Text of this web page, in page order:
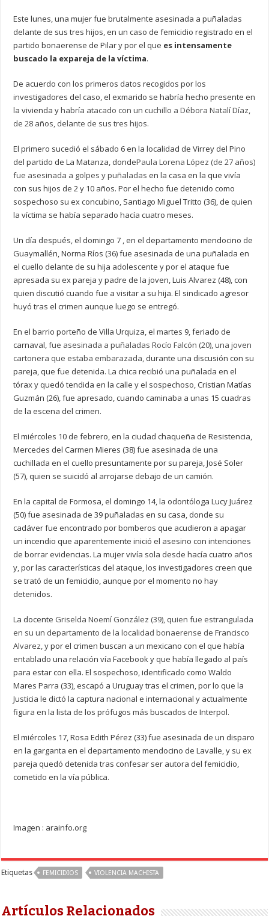
Este lunes, una mujer fue brutalmente asesinada a puñaladas
delante de sus tres hijos, en un caso de femicidio registrado en el
partido bonaerense de Pilar y por el que es intensamente
buscado la expareja de la víctima.
De acuerdo con los primeros datos recogidos por los
investigadores del caso, el exmarido se habría hecho presente en
la vivienda yhabría atacado con un cuchillo a Débora Natalí Díaz,
de 28 años, delante de sus tres hijos.
El primero sucedió el sábado 6 en la localidad de Virrey del Pino
del partido de La Matanza, dondePaula Lorena López (de 27 años)
fue asesinada a golpes y puñaladas en la casa en la que vivía
con sus hijos de 2 y 10 años. Por el hecho fue detenido como
sospechoso su ex concubino, Santiago Miguel Tritto (36), de quien
la víctima se había separado hacía cuatro meses.
Un día después, el domingo 7 , en el departamento mendocino de
Guaymallén, Norma Ríos (36) fue asesinada de una puñalada en
el cuello delante de su hija adolescente y por el ataque fue
apresada su ex pareja y padre de la joven, Luis Alvarez (48), con
quien discutió cuando fue a visitar a su hija. El sindicado agresor
huyó tras el crimen aunque luego se entregó.
En el barrio porteño de Villa Urquiza, el martes 9, feriado de
carnaval,fue asesinada a puñaladas Rocío Falcón (20), una joven
cartonera que estaba embarazada, durante una discusión con su
pareja, que fue detenida. La chica recibió una puñalada en el
tórax y quedó tendida en la calle y el sospechoso, Cristian Matías
Guzmán (26), fue apresado, cuando caminaba a unas 15 cuadras
de la escena del crimen.
El miércoles 10 de febrero, en la ciudad chaqueña de Resistencia,
Mercedes del Carmen Mieres (38) fue asesinada de una
cuchillada en el cuello presuntamente por su pareja, José Soler
(57), quien se suicidó al arrojarse debajo de un camión.
En la capital de Formosa, el domingo 14, la odontóloga Lucy Juárez
(50) fue asesinada de 39 puñaladas en su casa, donde su
cadáver fue encontrado por bomberos que acudieron a apagar
un incendio que aparentemente inició el asesino con intenciones
de borrar evidencias. La mujer vivía sola desde hacía cuatro años
y, por las características del ataque, los investigadores creen que
se trató de un femicidio, aunque por el momento no hay
detenidos.
La docente Griselda Noemí González (39), quien fue estrangulada
en su un departamento de la localidad bonaerense de Francisco
Alvarez,y por el crimen buscan a un mexicano con el que había
entablado una relación vía Facebook y que había llegado al país
para estar con ella. El sospechoso, identificado como Waldo
Mares Parra (33), escapó a Uruguay tras el crimen, por lo que la
Justicia le dictó la captura nacional e internacional y actualmente
figura en la lista de los prófugos más buscados de Interpol.
El miércoles 17, Rosa Edith Pérez (33) fue asesinada de un disparo
en la garganta en el departamento mendocino de Lavalle, y su ex
pareja quedó detenida tras confesar ser autora del femicidio,
cometido en la vía pública.
Imagen : arainfo.org
Etiquetas FEMICIDIOS VIOLENCIA MACHISTA
Artículos Relacionados